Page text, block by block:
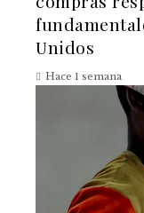
Unidos
Hace 1 semana